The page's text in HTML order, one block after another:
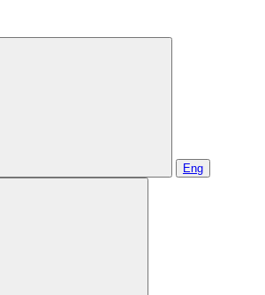
Eng